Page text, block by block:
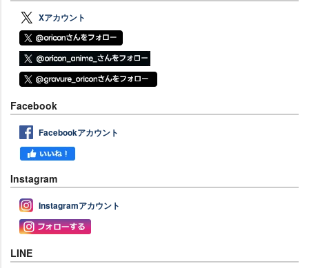
Xアカウント
Facebook
Facebookアカウント
Instagram
Instagramアカウント
LINE